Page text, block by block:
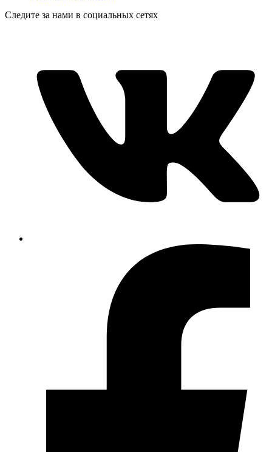
Следите за нами в социальных сетях